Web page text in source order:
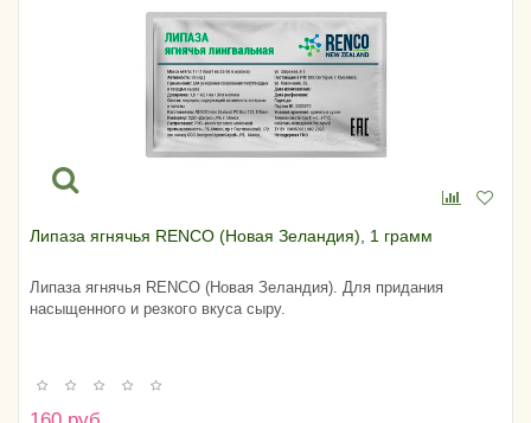
Липаза ягнячья RENCO (Новая Зеландия), 1 грамм
Липаза ягнячья RENCO (Новая Зеландия). Для придания
насыщенного и резкого вкуса сыру.